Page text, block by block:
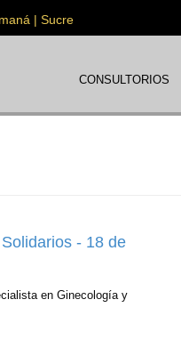
| Sucre
CONSULTORIOS
- 18 de
en Ginecología y